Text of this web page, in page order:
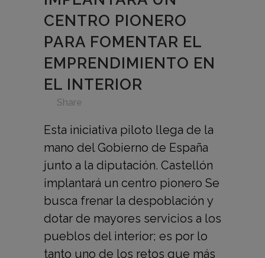
CENTRO PIONERO
PARA FOMENTAR EL
EMPRENDIMIENTO EN
EL INTERIOR
Share
Esta iniciativa piloto llega de la
mano del Gobierno de España
junto a la diputación. Castellón
implantará un centro pionero Se
busca frenar la despoblación y
dotar de mayores servicios a los
pueblos del interior; es por lo
tanto uno de los retos que más